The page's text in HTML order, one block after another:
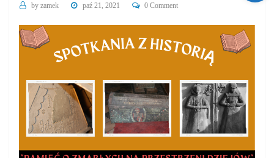
by zamek paź 21, 2021 0 Comment